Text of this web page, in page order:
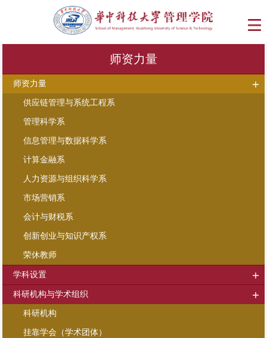
师资力量
师资力量
供应链管理与系统工程系
管理科学系
信息管理与数据科学系
计算金融系
人力资源与组织科学系
市场营销系
会计与财税系
创新创业与知识产权系
荣休教师
学科设置
科研机构与学术组织
科研机构
挂靠学会（学术团体）